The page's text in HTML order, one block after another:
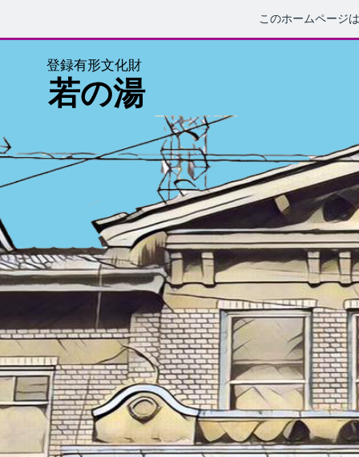
このホームページ
若の湯
登録有形文化財